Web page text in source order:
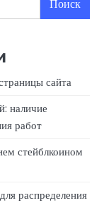
Поиск
сайта
наличие
работ
стейблкоином
распределения